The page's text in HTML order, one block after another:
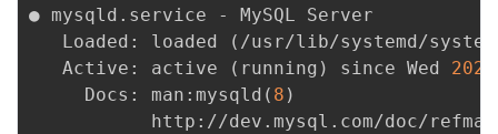
● mysqld.service - MySQL Server
   Loaded: loaded
( /usr/lib/systemd/
   Active: active
( running ) since Wed 2025
     Docs: man:mysqld
( 8 )
http://dev.mysql.com/doc/